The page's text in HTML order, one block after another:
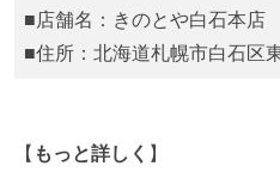
■店舗名：きのとや白石本店
■住所：北海道札幌市白石区
【 もっと詳しく 】